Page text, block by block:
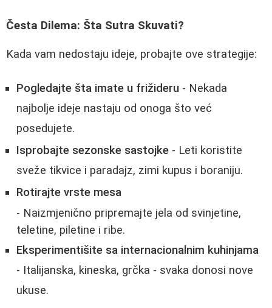
Česta Dilema: Šta Sutra Skuvati?
Kada vam nedostaju ideje, probajte ove strategije:
Pogledajte šta imate u frižideru - Nekada
najbolje ideje nastaju od onoga što već
posedujete.
Isprobajte sezonske sastojke - Leti koristite
sveže tikvice i paradajz, zimi kupus i boraniju.
Rotirajte vrste mesa
- Naizmjenično pripremajte jela od svinjetine,
teletine, piletine i ribe.
Eksperimentišite sa internacionalnim kuhinjama
- Italijanska, kineska, grčka - svaka donosi nove
ukuse.